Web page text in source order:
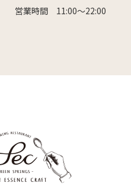
営業時間 11:00〜22:00